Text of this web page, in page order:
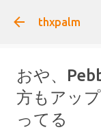
スキッ
thxpalm
おや、
方もアッ
ってる